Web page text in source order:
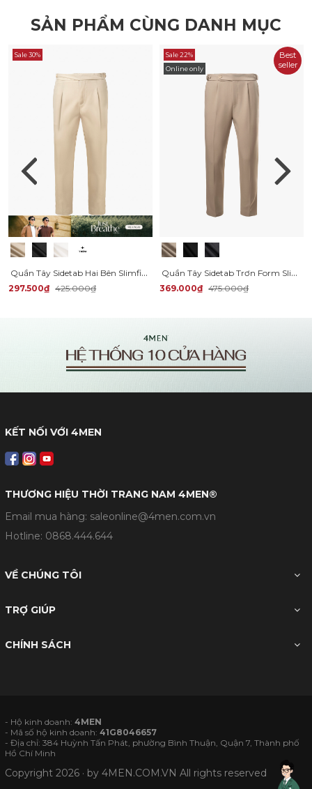
SẢN PHẨM CÙNG DANH MỤC
Sale 30%
Quần Tây Sidetab Hai Bên Slimfit Trơn QT067
297.500₫ 425.000₫
Sale 22%
Online only
Best
seller
Quần Tây Sidetab Trơn Form Slimfit QT069
369.000₫ 475.000₫
KẾT NỐI VỚI 4MEN
THƯƠNG HIỆU THỜI TRANG NAM 4MEN®
Email mua hàng: saleonline@4men.com.vn
Hotline: 0868.444.644
VỀ CHÚNG TÔI
TRỢ GIÚP
CHÍNH SÁCH
- Hộ kinh doanh:4MEN
- Mã số hộ kinh doanh:41G8046657
- Địa chỉ: 384 Huỳnh Tấn Phát, phường Bình Thuận, Quận 7, Thành phố
Hồ Chí Minh
Copyright 2026 · by4MEN.COM.VN All rights reserved